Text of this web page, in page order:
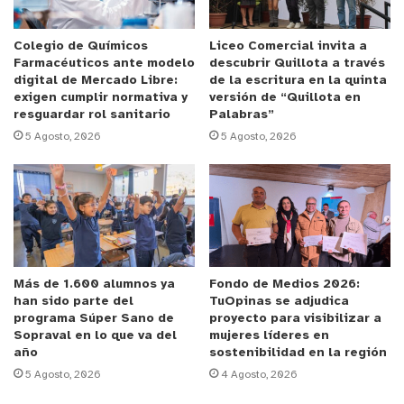
En los allanamientos realizados en cuatro
domicilios, los detectives incautaron 30
contenedores de cocaína con un peso total de
27.98 gramos y junto a ellos, diversas especies
asociadas a los delitos.
Según lo dispuesto por el Ministerio Público, tres
de los detenidos pasarán a control de detención
en el Juzgado de Garantía de Viña del Mar para
ser formalizados por el delito ya mencionado y
además, el líder de la banda, enfrentará cargos
por infracción a la Ley 20.000.
y tú, ¿qué opinas?
Colegio de Químicos
Farmacéuticos ante modelo
digital de Mercado Libre:
exigen cumplir normativa y
resguardar rol sanitario
5 Agosto, 2026
Liceo Comercial invita a
descubrir Quillota a través
de la escritura en la quinta
versión de “Quillota en
Palabras”
5 Agosto, 2026
Más de 1.600 alumnos ya
han sido parte del
programa Súper Sano de
Sopraval en lo que va del
año
5 Agosto, 2026
Fondo de Medios 2026:
TuOpinas se adjudica
proyecto para visibilizar a
mujeres líderes en
sostenibilidad en la región
4 Agosto, 2026